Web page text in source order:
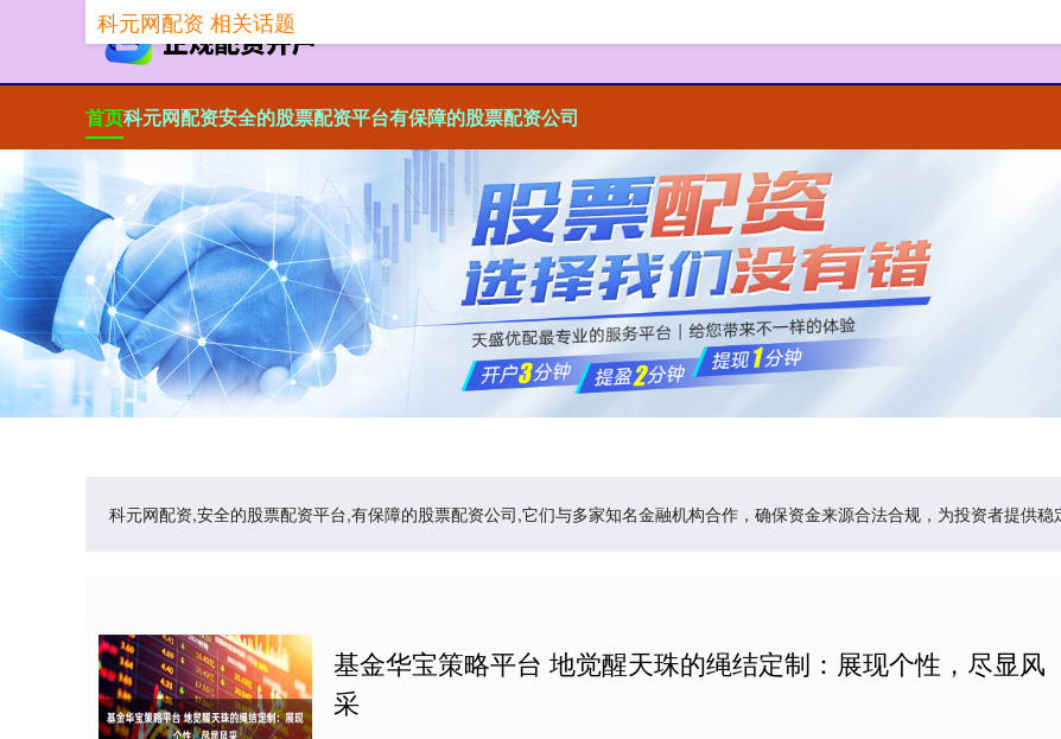
首页科元网配资安全的股票配资平台有保障的股票配资公司
科元网配资,安全的股票配资平台,有保障的股票配资公司,它们与多家知名金融机构合作，确保资金来源合法合规，为投资者提供稳
科元网配资 相关话题
基金华宝策略平台 地觉醒天珠的绳结定制：展现个性，尽显风
采